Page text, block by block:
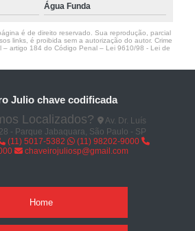
Água Funda
é de direito reservado. Sua reprodução, parcial
links, é proibida sem a autorização do autor. Crime
– artigo 184 do Código Penal – Lei 9610/98 - Lei de
Julio chave codificada
Localizados?
Av. Dr. Luís
- Parque Jabaquara, São Paulo - SP
(11) 5017-5382
(11) 98202-9000
chaveirojuliosp@gmail.com
Home